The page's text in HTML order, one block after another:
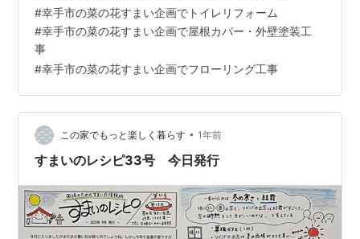
#幸手市の菜の花すまい企画でトイレリフォーム
#幸手市の菜の花すまい企画で屋根カバー・外壁塗装工
事
#幸手市の菜の花すまい企画でフローリング工事
この家でもっと楽しく暮らす • 1年前
すまいのレシピ33号 今日発行